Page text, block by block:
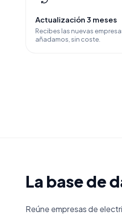
Actualización 3 meses
Recibes las nuevas
añadamos, sin coste.
La base de
Reúne empresas de